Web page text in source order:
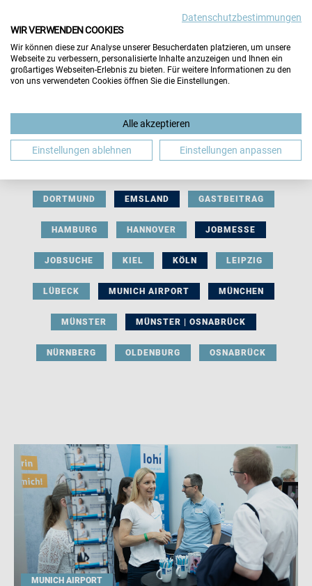
BERUFLICHE ORIENTIERUNG BEWERBUNG
DORTMUND EMSLAND GASTBEITRAG
HAMBURG HANNOVER JOBMESSE
JOBSUCHE KIEL KÖLN LEIPZIG
LÜBECK MUNICH AIRPORT MÜNCHEN
MÜNSTER MÜNSTER | OSNABRÜCK
NÜRNBERG OLDENBURG OSNABRÜCK
MUNICH AIRPORT
Datenschutzbestimmungen
WIR VERWENDEN COOKIES
Wir können diese zur Analyse unserer Besucherdaten platzieren, um unsere
Webseite zu verbessern, personalisierte Inhalte anzuzeigen und Ihnen ein
großartiges Webseiten-Erlebnis zu bieten. Für weitere Informationen zu den
von uns verwendeten Cookies öffnen Sie die Einstellungen.
Alle akzeptieren
Einstellungen ablehnen Einstellungen anpassen